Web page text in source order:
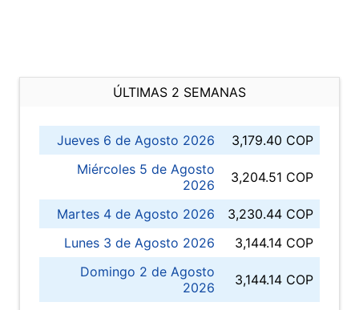
ÚLTIMAS 2 SEMANAS
Jueves 6 de Agosto 2026
3,179.40 COP
Miércoles 5 de Agosto
2026
3,204.51 COP
Martes 4 de Agosto 2026
3,230.44 COP
Lunes 3 de Agosto 2026
3,144.14 COP
Domingo 2 de Agosto
2026
3,144.14 COP